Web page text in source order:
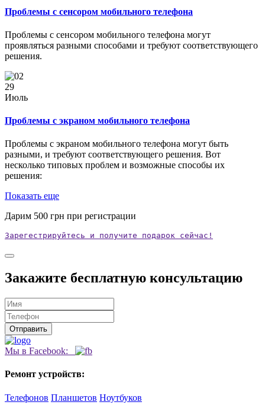
Проблемы с сенсором мобильного телефона
Проблемы с сенсором мобильного телефона могут
проявляться разными способами и требуют соответствующего
решения.
29
Июль
Проблемы с экраном мобильного телефона
Проблемы с экраном мобильного телефона могут быть
разными, и требуют соответствующего решения. Вот
несколько типовых проблем и возможные способы их
решения:
Показать еще
Дарим 500 грн при регистрации
Зарегестрируйтесь и получите подарок сейчас!
Закажите бесплатную консультацию
Мы в Facebook:
Ремонт устройств:
Телефонов Планшетов Ноутбуков